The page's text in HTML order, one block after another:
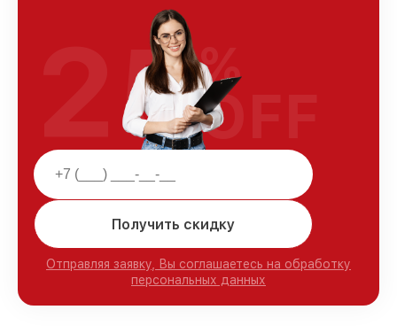
Получить скидку
Отправляя заявку, Вы соглашаетесь на обработку
персональных данных
25%
OFF